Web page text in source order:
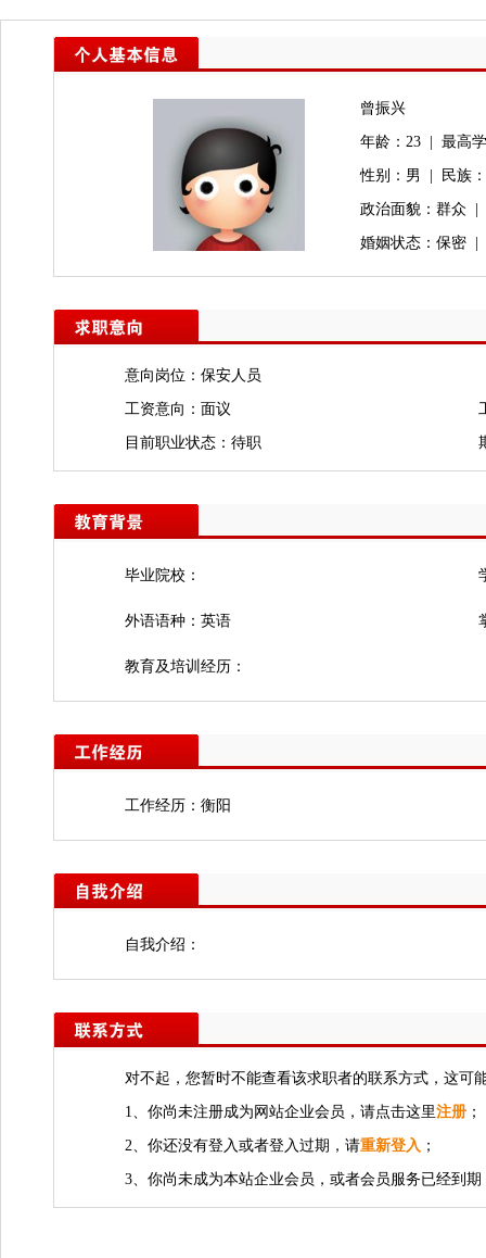
曾振兴
年龄：23 | 最高
性别：男 | 民族
政治面貌：群众 |
婚姻状态：保密 |
意向岗位：保安人员
工资意向：面议
目前职业状态：待职
毕业院校：
外语语种：英语
教育及培训经历：
工作经历：衡阳
自我介绍：
对不起，您暂时不能查看该求职者的联系方式，这可
1、你尚未注册成为网站企业会员，请点击这里注册 ；
2、你还没有登入或者登入过期，请重新登入 ；
3、你尚未成为本站企业会员，或者会员服务已经到